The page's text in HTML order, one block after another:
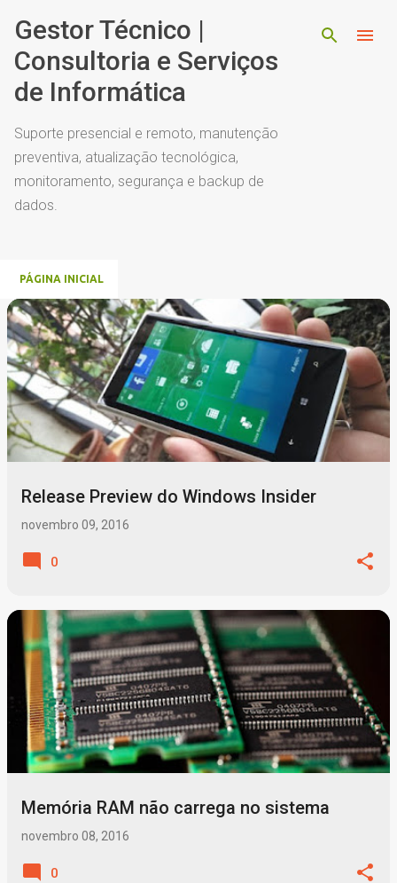
Pular para o conteúdo principal
Gestor Técnico |
Consultoria e Serviços
de Informática
Suporte presencial e remoto, manutenção
preventiva, atualização tecnológica,
monitoramento, segurança e backup de
dados.
PÁGINA INICIAL
P
o
s
t
a
Release Preview do Windows Insider
novembro 09, 2016
0
Memória RAM não carrega no sistema
novembro 08, 2016
0